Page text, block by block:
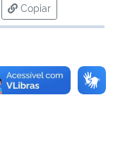
Copiar
para área de